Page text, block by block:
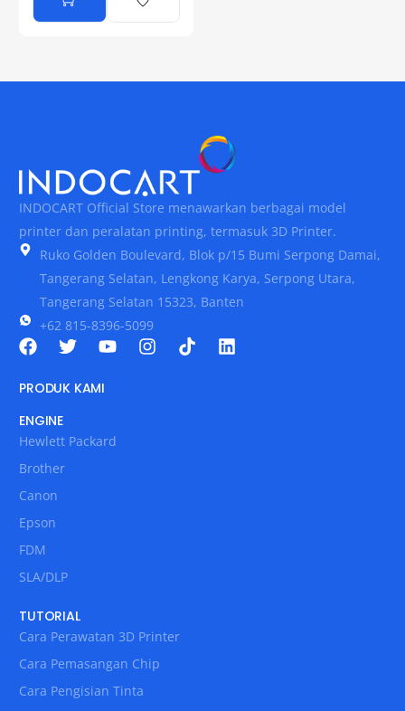
INDOCART Official Store menawarkan berbagai model
printer dan peralatan printing, termasuk 3D Printer.
Ruko Golden Boulevard, Blok p/15 Bumi Serpong Damai,
Tangerang Selatan, Lengkong Karya, Serpong Utara,
Tangerang Selatan 15323, Banten
+62 815-8396-5099
PRODUK KAMI
ENGINE
Hewlett Packard
Brother
Canon
Epson
FDM
SLA/DLP
TUTORIAL
Cara Perawatan 3D Printer
Cara Pemasangan Chip
Cara Pengisian Tinta